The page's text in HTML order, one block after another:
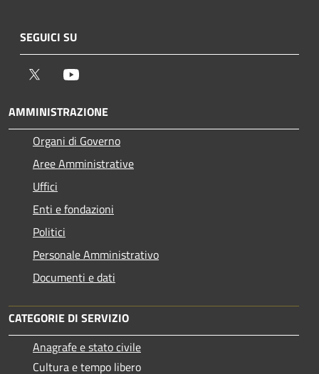
SEGUICI SU
Twitter
AMMINISTRAZIONE
Organi di Governo
Aree Amministrative
Uffici
Enti e fondazioni
Politici
Personale Amministrativo
Documenti e dati
CATEGORIE DI SERVIZIO
Anagrafe e stato civile
Cultura e tempo libero